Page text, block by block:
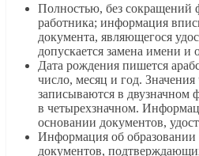
Полностью, без сокращений
работника; информация
документа, являющегося
допускается замена имени и
Дата рождения пишется
число, месяц и год. Значения
записываются в двузначном
в четырехзначном.
основании документов,
Информация об образовании
документов,